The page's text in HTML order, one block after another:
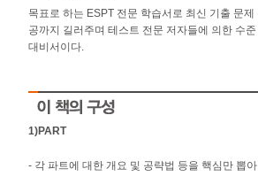
목표로 하는 ESPT 전문 학습서로 최신 기출 문
공까지 길러주며 테스트 전문 저자들에 의한 수
대비서이다.
1)PART
- 각 파트에 대한 개요 및 공략법 등을 핵심만 뽑